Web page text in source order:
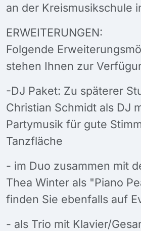
an der Kreismusikschule
ERWEITERUNGEN:
Folgende
stehen Ihnen zur
-DJ Paket: Zu späterer
Christian Schmidt als DJ
Partymusik für gute
Tanzfläche
- im Duo zusammen mit
Thea Winter als "Piano
finden Sie ebenfalls auf
- als Trio mit Klavier/